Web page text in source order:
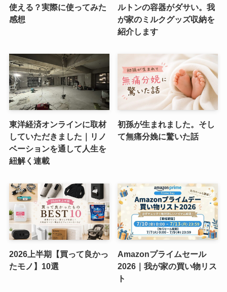
使える？実際に使ってみた
感想
ルトンの容器がダサい。我
が家のミルクグッズ収納を
紹介します
東洋経済オンラインに取材
していただきました｜リノ
ベーションを通して人生を
紐解く連載
初孫が生まれました。そし
て無痛分娩に驚いた話
2026上半期【買って良かっ
たモノ】10選
Amazonプライムセール
2026｜我が家の買い物リス
ト